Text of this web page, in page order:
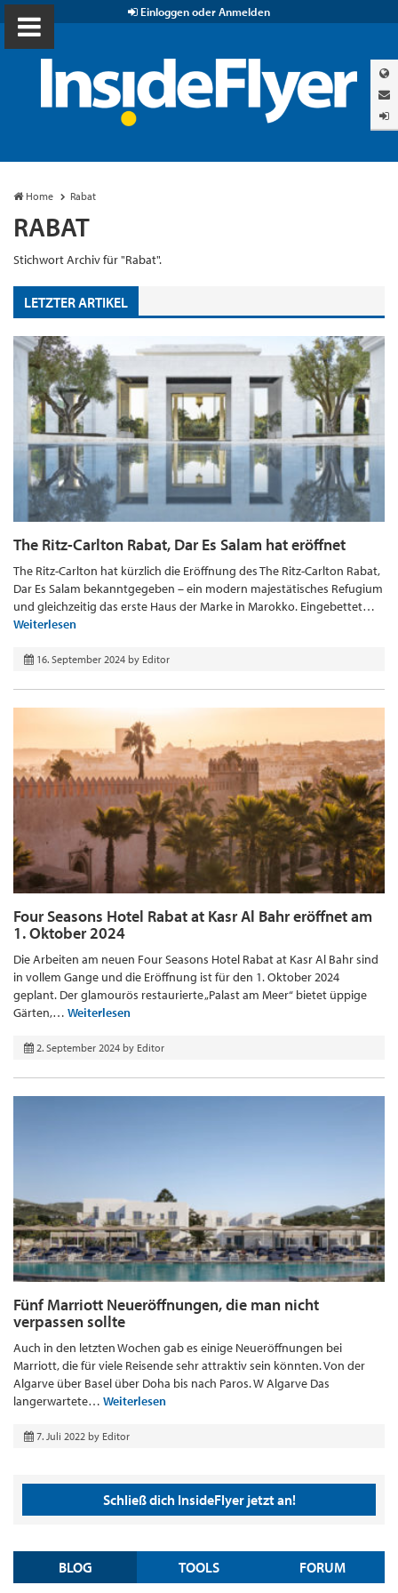
Einloggen oder Anmelden
Home Rabat
RABAT
Stichwort Archiv für "Rabat".
LETZTER ARTIKEL
The Ritz-Carlton Rabat, Dar Es Salam hat eröffnet
The Ritz-Carlton hat kürzlich die Eröffnung des The Ritz-Carlton Rabat,
Dar Es Salam bekanntgegeben – ein modern majestätisches Refugium
und gleichzeitig das erste Haus der Marke in Marokko. Eingebettet…
Weiterlesen
16. September 2024 by Editor
Four Seasons Hotel Rabat at Kasr Al Bahr eröffnet am
1. Oktober 2024
Die Arbeiten am neuen Four Seasons Hotel Rabat at Kasr Al Bahr sind
in vollem Gange und die Eröffnung ist für den 1. Oktober 2024
geplant. Der glamourös restaurierte „Palast am Meer“ bietet üppige
Gärten,… Weiterlesen
2. September 2024 by Editor
Fünf Marriott Neueröffnungen, die man nicht
verpassen sollte
Auch in den letzten Wochen gab es einige Neueröffnungen bei
Marriott, die für viele Reisende sehr attraktiv sein könnten. Von der
Algarve über Basel über Doha bis nach Paros. W Algarve Das
langerwartete… Weiterlesen
7. Juli 2022 by Editor
Schließ dich InsideFlyer jetzt an!
BLOG TOOLS FORUM